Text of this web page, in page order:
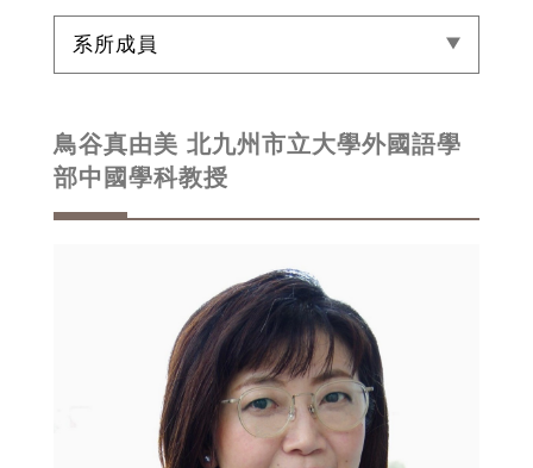
系所成員
鳥谷真由美 北九州市立大學外國語學
部中國學科教授